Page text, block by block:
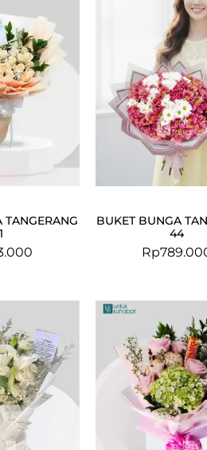
TANGERANG
BUKET BUNGA
44
Rp
was: